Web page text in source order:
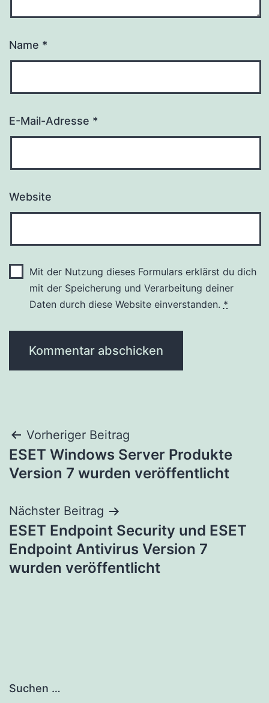
Name *
E-Mail-Adresse *
Website
Mit der Nutzung dieses Formulars erklärst du dich
mit der Speicherung und Verarbeitung deiner
Daten durch diese Website einverstanden. *
Beitragsnavigation
Vorheriger Beitrag
ESET Windows Server Produkte
Version 7 wurden veröffentlicht
Nächster Beitrag
ESET Endpoint Security und ESET
Endpoint Antivirus Version 7
wurden veröffentlicht
Suchen …